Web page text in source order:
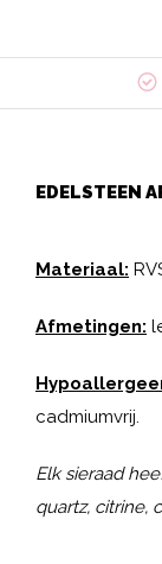
EDELSTEEN
Materiaal:
Afmetingen:
cadmiumvrij.
Elk sieraad
quartz, citrine,